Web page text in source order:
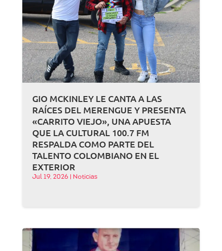
GIO MCKINLEY LE CANTA A LAS
RAÍCES DEL MERENGUE Y PRESENTA
«CARRITO VIEJO», UNA APUESTA
QUE LA CULTURAL 100.7 FM
RESPALDA COMO PARTE DEL
TALENTO COLOMBIANO EN EL
EXTERIOR
Jul 19, 2026 Noticias